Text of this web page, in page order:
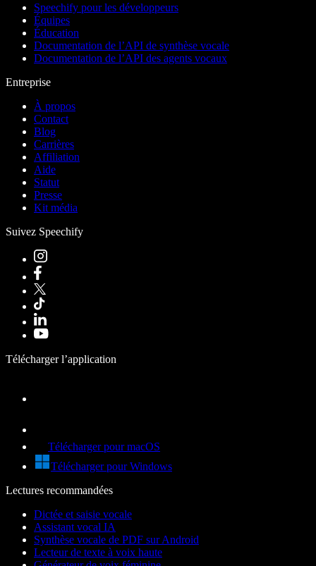
Speechify pour les développeurs
Équipes
Éducation
Documentation de l’API de synthèse vocale
Documentation de l’API des agents vocaux
Entreprise
À propos
Contact
Blog
Carrières
Affiliation
Aide
Statut
Presse
Kit média
Suivez Speechify
Télécharger l’application
Télécharger pour macOS
Télécharger pour Windows
Lectures recommandées
Dictée et saisie vocale
Assistant vocal IA
Synthèse vocale de PDF sur Android
Lecteur de texte à voix haute